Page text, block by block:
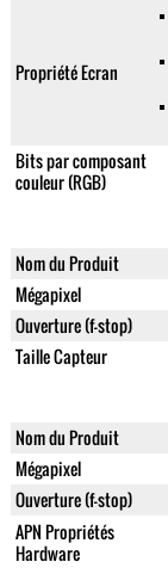
Propriété Ecran
Bits par composant
couleur (RGB)
Nom du Produit
Mégapixel
Ouverture (f-stop)
Taille Capteur
Nom du Produit
Mégapixel
Ouverture (f-stop)
APN Propriétés
Hardware